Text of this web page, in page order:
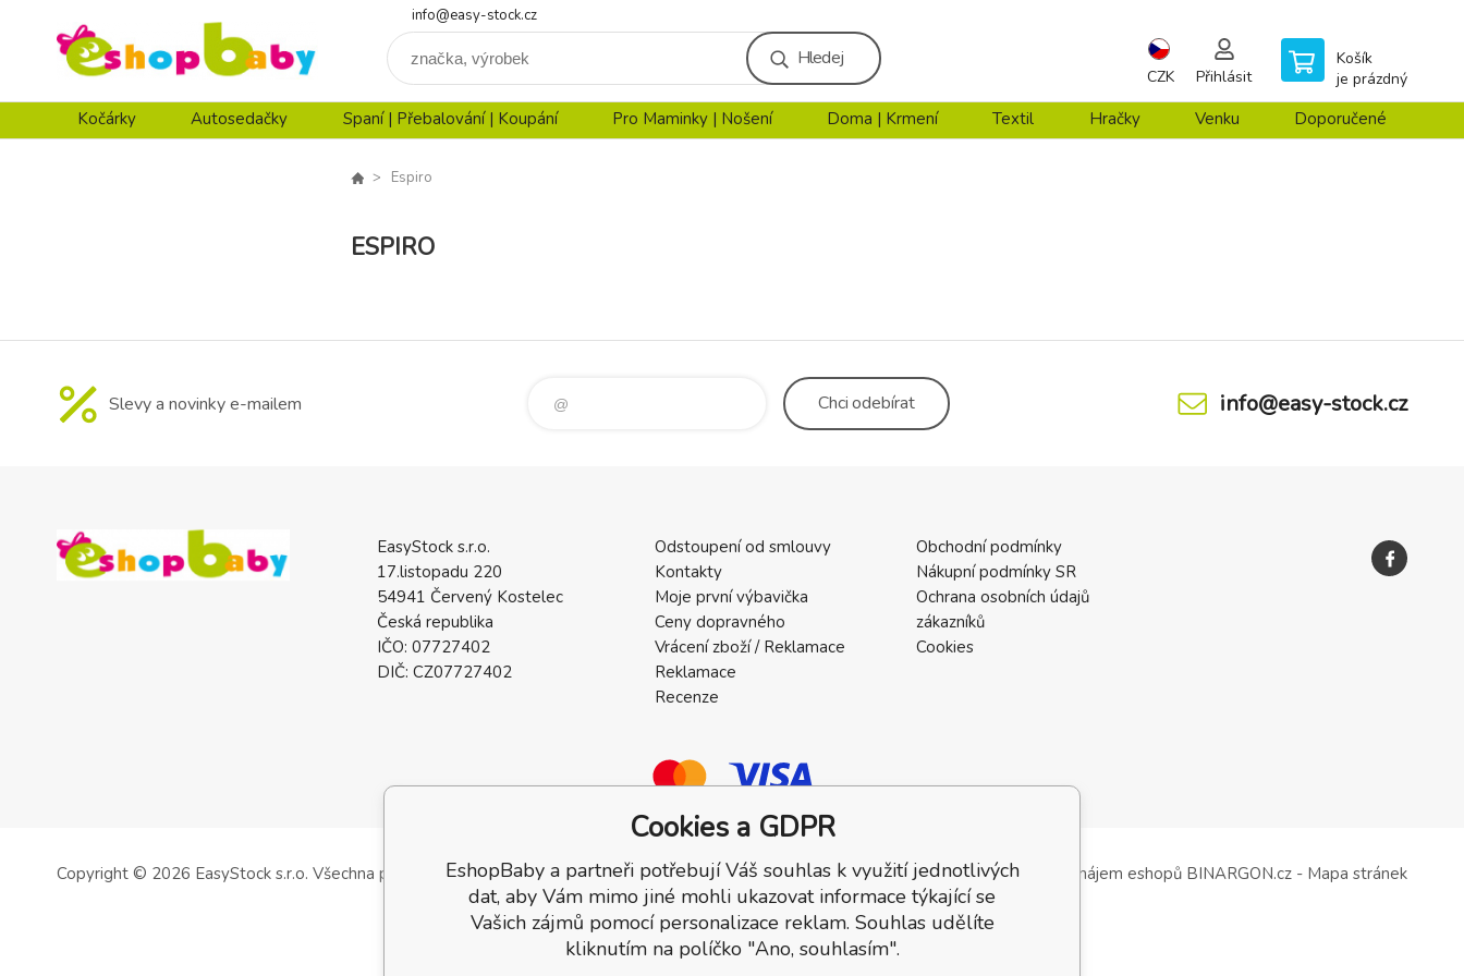
info@easy-stock.cz
Hledej
CZK Přihlásit
Košík
je prázdný
Kočárky Autosedačky Spaní | Přebalování | Koupání Pro Maminky | Nošení Doma | Krmení Textil Hračky Venku Doporučené
Espiro
ESPIRO
Slevy a novinky e-mailem Chciodebírat info@easy-stock.cz
EasyStock s.r.o.
17.listopadu 220
54941 Červený Kostelec
Česká republika
IČO: 07727402
DIČ: CZ07727402
Odstoupení od smlouvy
Kontakty
Moje první výbavička
Ceny dopravného
Vrácení zboží / Reklamace
Reklamace
Recenze
Obchodní podmínky
Nákupní podmínky SR
Ochrana osobních údajů
zákazníků
Cookies
Copyright © 2026 EasyStock s.r.o. Všechna práva vyhrazena. Tvorba a pronájem eshopů BINARGON.cz - Mapa stránek
Cookies a GDPR
EshopBaby a partneři potřebují Váš souhlas k využití jednotlivých
dat, aby Vám mimo jiné mohli ukazovat informace týkající se
Vašich zájmů pomocí personalizace reklam. Souhlas udělíte
kliknutím na políčko "Ano, souhlasím".